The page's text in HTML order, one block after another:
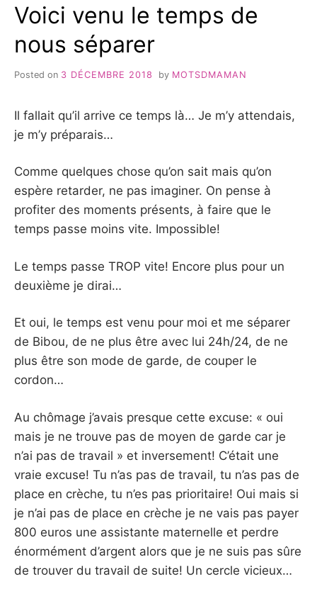
{TEST
&
Voici venu le temps de
nous séparer
Posted on 3 DÉCEMBRE 2018 by MOTSDMAMAN
Il fallait qu’il arrive ce temps là… Je m’y attendais,
je m’y préparais…
Comme quelques chose qu’on sait mais qu’on
espère retarder, ne pas imaginer. On pense à
profiter des moments présents, à faire que le
temps passe moins vite. Impossible!
Le temps passe TROP vite! Encore plus pour un
deuxième je dirai…
Et oui, le temps est venu pour moi et me séparer
de Bibou, de ne plus être avec lui 24h/24, de ne
plus être son mode de garde, de couper le
cordon…
Au chômage j’avais presque cette excuse: « oui
mais je ne trouve pas de moyen de garde car je
n’ai pas de travail » et inversement! C’était une
vraie excuse! Tu n’as pas de travail, tu n’as pas de
place en crèche, tu n’es pas prioritaire! Oui mais si
je n’ai pas de place en crèche je ne vais pas payer
800 euros une assistante maternelle et perdre
énormément d’argent alors que je ne suis pas sûre
de trouver du travail de suite! Un cercle vicieux…